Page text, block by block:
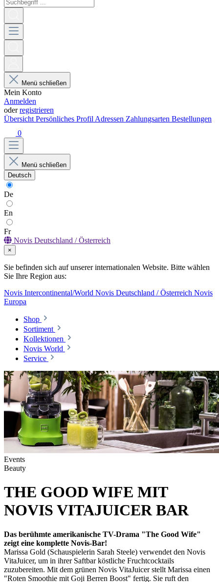
Menü schließen
Mein Konto
Anmelden
oderregistrieren
Übersicht Persönliches Profil Adressen Zahlungsarten Bestellungen
0
Menü schließen
Deutsch
De
En
Fr
Novis Deutschland / Österreich
×
Sie befinden sich auf unserer internationalen Website. Bitte wählen
Sie Ihre Region aus:
Novis Intercontinental/World Novis Deutschland / Österreich Novis
Europa
Shop
Sortiment
Kollektionen
Novis World
Service
Events
Beauty
THE GOOD WIFE MIT
NOVIS VITAJUICER BAR
Das berühmte amerikanische TV-Drama "The Good Wife"
zeigt eine komplette Novis-Bar!
Marissa Gold (Schauspielerin Sarah Steele) verwendet den Novis
VitaJuicer, um in ihrer Saftbar köstliche Fruchtcocktails
zuzubereiten. Mit dem grünen Novis VitaJuicer stellt Marissa einen
"Roten Smoothie mit Goji Berren Boost" fertig. Sie ruft den